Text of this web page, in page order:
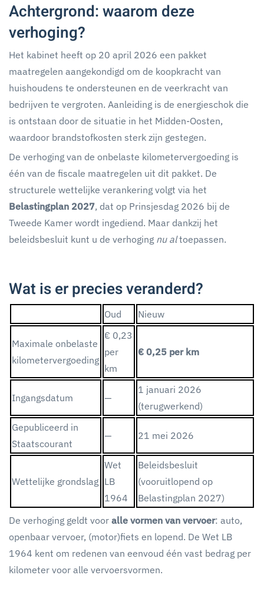
Achtergrond: waarom deze
verhoging?
Het kabinet heeft op 20 april 2026 een pakket
maatregelen aangekondigd om de koopkracht van
huishoudens te ondersteunen en de veerkracht van
bedrijven te vergroten. Aanleiding is de energieschok die
is ontstaan door de situatie in het Midden-Oosten,
waardoor brandstofkosten sterk zijn gestegen.
De verhoging van de onbelaste kilometervergoeding is
één van de fiscale maatregelen uit dit pakket. De
structurele wettelijke verankering volgt via het
Belastingplan 2027, dat op Prinsjesdag 2026 bij de
Tweede Kamer wordt ingediend. Maar dankzij het
beleidsbesluit kunt u de verhoging nu altoepassen.
Wat is er precies veranderd?
Oud Nieuw
Maximale onbelaste
kilometervergoeding
€ 0,23
per
km
€ 0,25 per km
Ingangsdatum —
1 januari 2026
(terugwerkend)
Gepubliceerd in
Staatscourant
— 21 mei 2026
Wettelijke grondslag
Wet
LB
1964
Beleidsbesluit
(vooruitlopend op
Belastingplan 2027)
De verhoging geldt voor alle vormen van vervoer: auto,
openbaar vervoer, (motor)fiets en lopend. De Wet LB
1964 kent om redenen van eenvoud één vast bedrag per
kilometer voor alle vervoersvormen.